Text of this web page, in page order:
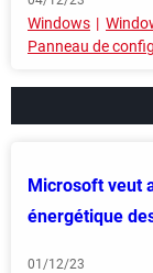
Windows
Panneau de
Microsoft veut
énergétique
01/12/23